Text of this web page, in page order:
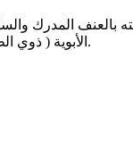
بالعنف المدرك
الأبوية ( ذوي الظروف الخاصة ) في المملكة العربية السعودية.